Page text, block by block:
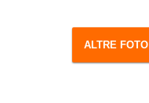
ALTRE FOTO